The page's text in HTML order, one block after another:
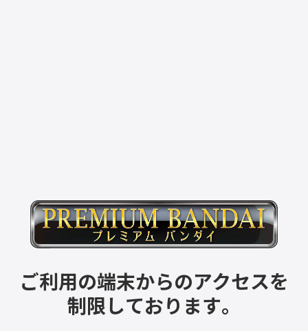
ご利用の端末からのアクセスを
制限しております。